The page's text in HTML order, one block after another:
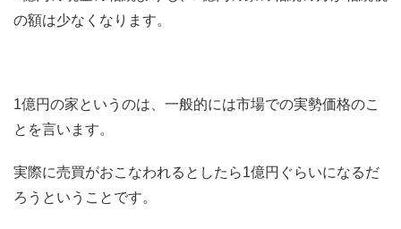
の額は少なくなります。
1億円の家というのは、一般的には市場での実勢価格のこ
とを言います。
実際に売買がおこなわれるとしたら1億円ぐらいになるだ
ろうということです。